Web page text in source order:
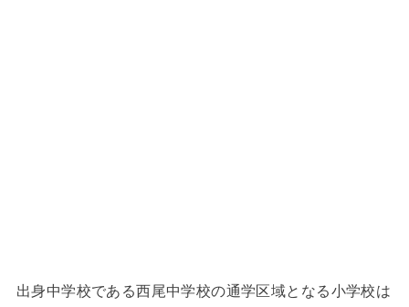
出身中学校である西尾中学校の通学区域となる小学校は